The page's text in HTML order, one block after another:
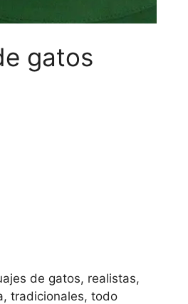
gatos
de gatos, realistas,
tradicionales, todo